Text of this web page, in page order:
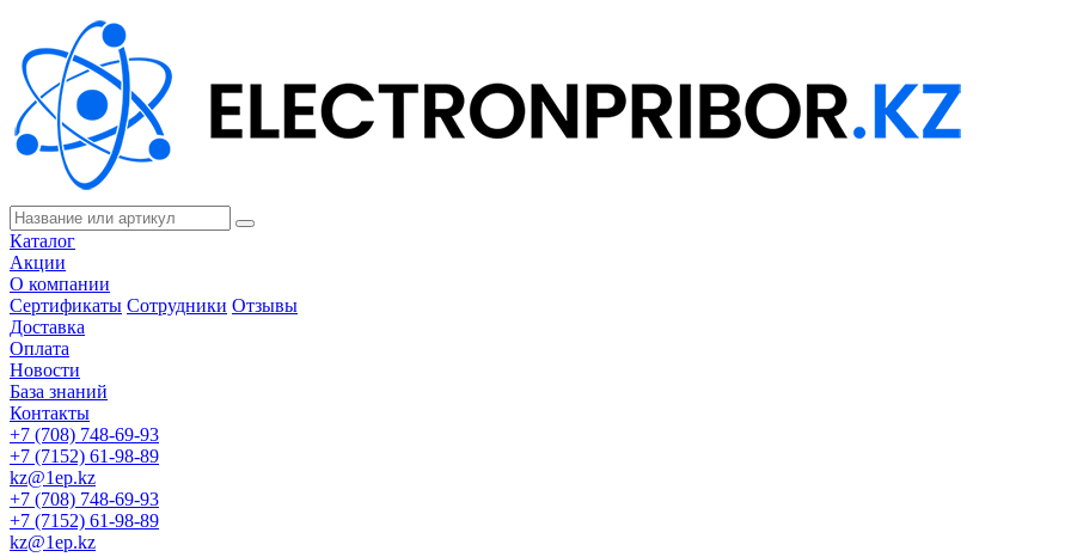
Каталог
Акции
О компании
Сертификаты Сотрудники Отзывы
Доставка
Оплата
Новости
База знаний
Контакты
+7 (708) 748-69-93
+7 (7152) 61-98-89
kz@1ep.kz
+7 (708) 748-69-93
+7 (7152) 61-98-89
kz@1ep.kz